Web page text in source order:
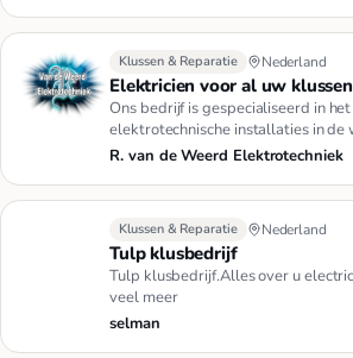
Klussen & Reparatie Nederland
Elektricien voor al uw klussen
Ons bedrijf is gespecialiseerd in
elektrotechnische installaties in de
bedrijfspanden. O…
R. van de Weerd Elektrotechniek
Klussen & Reparatie Nederland
Tulp klusbedrijf
Tulp klusbedrijf.Alles over u
veel meer
selman